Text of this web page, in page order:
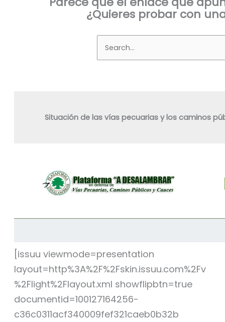
[issuu viewmode=presentation
layout=http%3A%2F%2Fskin.issuu.com%2Fv
%2Flight%2Flayout.xml showflipbtn=true
documentid=100127164256-
c36c0311acf340009fef321caeb0b32b